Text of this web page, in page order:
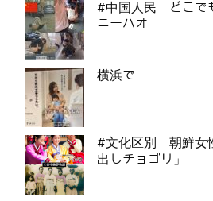
#中国人民 どこで
ニーハオ
横浜で
#文化区別 朝鮮女
出しチョゴリ」